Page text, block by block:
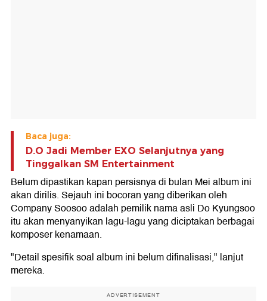
Baca juga:
D.O Jadi Member EXO Selanjutnya yang
Tinggalkan SM Entertainment
Belum dipastikan kapan persisnya di bulan Mei album ini
akan dirilis. Sejauh ini bocoran yang diberikan oleh
Company Soosoo adalah pemilik nama asli Do Kyungsoo
itu akan menyanyikan lagu-lagu yang diciptakan berbagai
komposer kenamaan.
"Detail spesifik soal album ini belum difinalisasi," lanjut
mereka.
ADVERTISEMENT